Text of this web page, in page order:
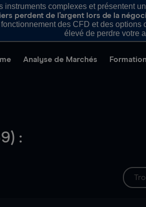
instruments complexes et présentent
perdent de l’argent lors de la
des CFD et des
élevé de perdre votre
Analyse de Marchés Formation
: